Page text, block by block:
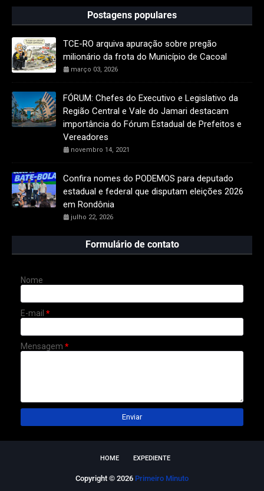
Postagens populares
TCE-RO arquiva apuração sobre pregão
milionário da frota do Município de Cacoal
março 03, 2026
FÓRUM: Chefes do Executivo e Legislativo da
Região Central e Vale do Jamari destacam
importância do Fórum Estadual de Prefeitos e
Vereadores
novembro 14, 2021
Confira nomes do PODEMOS para deputado
estadual e federal que disputam eleições 2026
em Rondônia
julho 22, 2026
Formulário de contato
Nome
E-mail *
Mensagem *
HOME EXPEDIENTE
Copyright © 2026 Primeiro Minuto